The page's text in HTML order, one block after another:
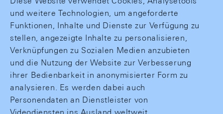
und weitere Technologien, um angeforderte
Funktionen, Inhalte und Dienste zur Verfügung zu
stellen, angezeigte Inhalte zu personalisieren,
Verknüpfungen zu Sozialen Medien anzubieten
und die Nutzung der Website zur Verbesserung
ihrer Bedienbarkeit in anonymisierter Form zu
analysieren. Es werden dabei auch
Personendaten an Dienstleister von